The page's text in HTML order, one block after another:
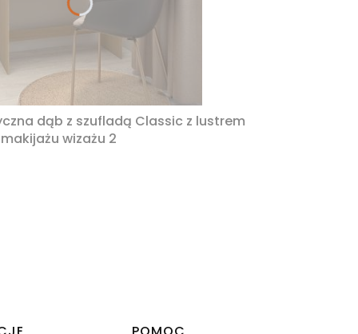
dąb z szufladą Classic z lustrem
wizażu 2